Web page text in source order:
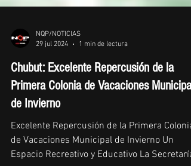
NQP/NOTICIAS
1 min de lectura
Chubut: Excelente Repercusión de la
Primera Colonia de Vacaciones Municipal
de Invierno
Excelente Repercusión de la Primera Colonia